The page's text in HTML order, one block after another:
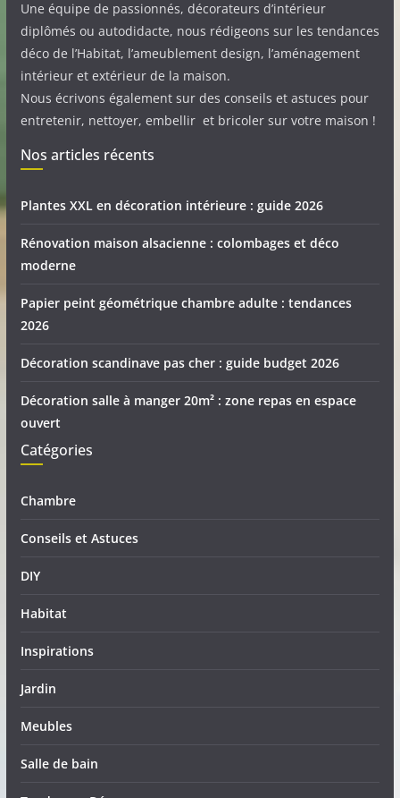
Une équipe de passionnés, décorateurs d’intérieur
diplômés ou autodidacte, nous rédigeons sur les tendances
déco de l’Habitat, l’ameublement design, l’aménagement
intérieur et extérieur de la maison.
Nous écrivons également sur des conseils et astuces pour
entretenir, nettoyer, embellir et bricoler sur votre maison !
Nos articles récents
Plantes XXL en décoration intérieure : guide 2026
Rénovation maison alsacienne : colombages et déco
moderne
Papier peint géométrique chambre adulte : tendances
2026
Décoration scandinave pas cher : guide budget 2026
Décoration salle à manger 20m² : zone repas en espace
ouvert
Catégories
Chambre
Conseils et Astuces
DIY
Habitat
Inspirations
Jardin
Meubles
Salle de bain